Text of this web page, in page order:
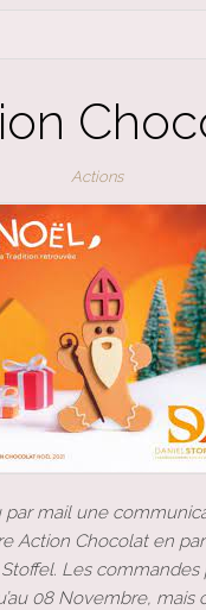
Actions
par mail une
Action Chocolat en
Les
08 Novembre, mais